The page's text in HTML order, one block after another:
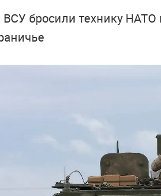
ВСУ бросили технику